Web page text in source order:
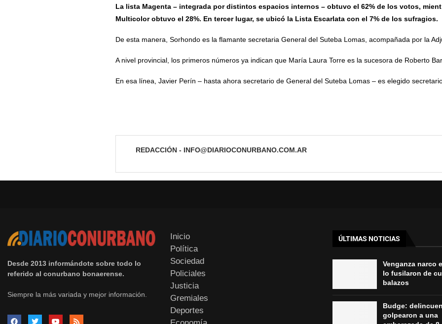
La lista Magenta – integrada por distintos espacios internos – obtuvo el 62% de los votos,
Multicolor obtuvo el 28%. En tercer lugar, se ubicó la Lista Escarlata con el 7% de los sufragios.
De esta manera, Sorhondo es la flamante secretaria General del Suteba Lomas, acompañada por la
A nivel provincial, los primeros números ya indican que María Laura Torre es la sucesora de Roberto
En esa línea, Javier Perín – hasta ahora secretario de General del Suteba Lomas – es elegido
REDACCIÓN - INFO@DIARIOCONURBANO.COM.AR
Desde 2013 informándote sobre todo lo
referido al conurbano bonaerense.
Siempre la más variada y mejor información.
Inicio
Política
Sociedad
Policiales
Justicia
Gremiales
Deportes
ÚLTIMAS NOTICIAS
Venganza narco
lo fusilaron de
balazos
Budge:
golpearon a una